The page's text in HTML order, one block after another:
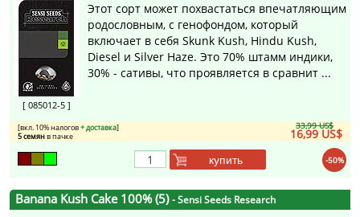
[ 085012-5 ]
Этот сорт может похвастаться впечатляющим
родословным, с генофондом, который
включает в себя Skunk Kush, Hindu Kush,
Diesel и Silver Haze. Это 70% штамм индики,
30% - сативы, что проявляется в сравнит ...
33,99 US$
16,99 US$
[вкл. 10% налогов+ доставка]
5 семянв пачке
-50%
купить
Banana Kush Cake 100% (5)- Sensi Seeds Research